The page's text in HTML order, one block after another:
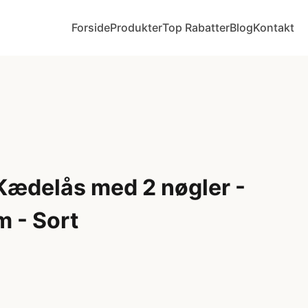
ForsideProdukterTop RabatterBlogKontakt
med 2 nøgler -
- Sort